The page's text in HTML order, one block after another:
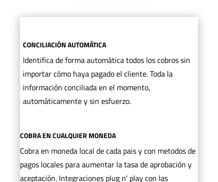
CONCILIACIÓN AUTOMÁTICA
Identifica de forma automática todos los cobros sin
importar cómo haya pagado el cliente. Toda la
información conciliada en el momento,
automáticamente y sin esfuerzo.
COBRA EN CUALQUIER MONEDA
Cobra en moneda local de cada pais y con metodos de
pagos locales para aumentar la tasa de aprobación y
aceptación. Integraciones plug n’ play con las